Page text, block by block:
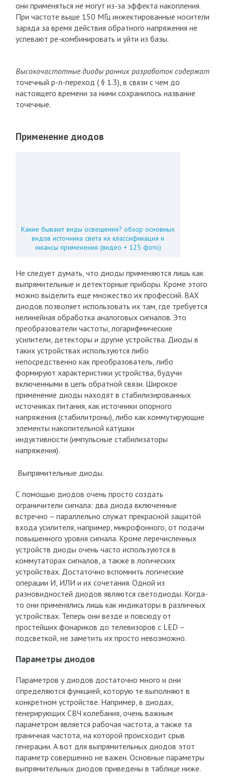
они применяться не могут из-за эффекта накопления.
При частоте выше 150 МГц инжектированные носители
заряда за время действия обратного напряжения не
успевают ре-комбинировать и уйти из базы.
Высокочастотные диоды ранних разработок содержат
точечный р-л-переход ( § 1.3), в связи с чем до
настоящего времени за ними сохранилось название
точечные.
Применение диодов
Какие бывают виды освещения? обзор основных
видов источника света их классификация и
нюансы применения (видео + 125 фото)
Не следует думать, что диоды применяются лишь как
выпрямительные и детекторные приборы. Кроме этого
можно выделить еще множество их профессий. ВАХ
диодов позволяет использовать их там, где требуется
нелинейная обработка аналоговых сигналов. Это
преобразователи частоты, логарифмические
усилители, детекторы и другие устройства. Диоды в
таких устройствах используются либо
непосредственно как преобразователь, либо
формируют характеристики устройства, будучи
включенными в цепь обратной связи. Широкое
применение диоды находят в стабилизированных
источниках питания, как источники опорного
напряжения (стабилитроны), либо как коммутирующие
элементы накопительной катушки
индуктивности (импульсные стабилизаторы
напряжения).
Выпрямительные диоды.
С помощью диодов очень просто создать
ограничители сигнала: два диода включенные
встречно – параллельно служат прекрасной защитой
входа усилителя, например, микрофонного, от подачи
повышенного уровня сигнала. Кроме перечисленных
устройств диоды очень часто используются в
коммутаторах сигналов, а также в логических
устройствах. Достаточно вспомнить логические
операции И, ИЛИ и их сочетания. Одной из
разновидностей диодов являются светодиоды. Когда-
то они применялись лишь как индикаторы в различных
устройствах. Теперь они везде и повсюду от
простейших фонариков до телевизоров с LED –
подсветкой, не заметить их просто невозможно.
Параметры диодов
Параметров у диодов достаточно много и они
определяются функцией, которую те выполняют в
конкретном устройстве. Например, в диодах,
генерирующих СВЧ колебания, очень важным
параметром является рабочая частота, а также та
граничная частота, на которой происходит срыв
генерации. А вот для выпрямительных диодов этот
параметр совершенно не важен. Основные параметры
выпрямительных диодов приведены в таблице ниже.